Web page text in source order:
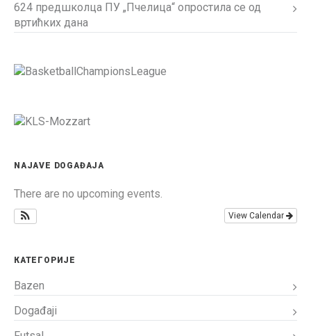
624 предшколца ПУ „Пчелица“ опростила се од
вртићких дана
NAJAVE DOGAĐAJA
There are no upcoming events.
View Calendar
КАТЕГОРИЈЕ
Bazen
Događaji